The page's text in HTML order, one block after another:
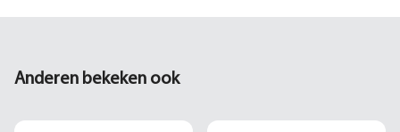
Anderen bekeken ook